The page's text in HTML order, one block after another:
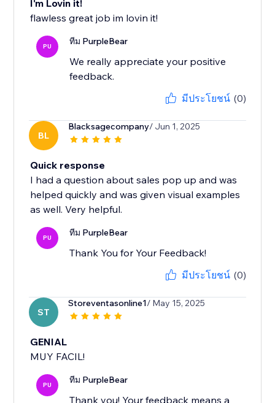
I'm Lovin it!
flawless great job im lovin it!
PU ทีม PurpleBear
We really appreciate your positive
feedback.
มีประโยชน์ (0)
BL
Blacksagecompany/ Jun 1, 2025
Quick response
I had a question about sales pop up and was
helped quickly and was given visual examples
as well. Very helpful.
PU ทีม PurpleBear
Thank You for Your Feedback!
มีประโยชน์ (0)
ST
Storeventasonline1/ May 15, 2025
GENIAL
MUY FACIL!
PU ทีม PurpleBear
Thank you! Your feedback means a